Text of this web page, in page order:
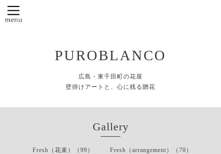
PUROBLANCO
広島・東千田町の花屋
壁掛けアートと、心に残る贈花
Gallery
Fresh（花束）（99） Fresh（arrangement）（70）